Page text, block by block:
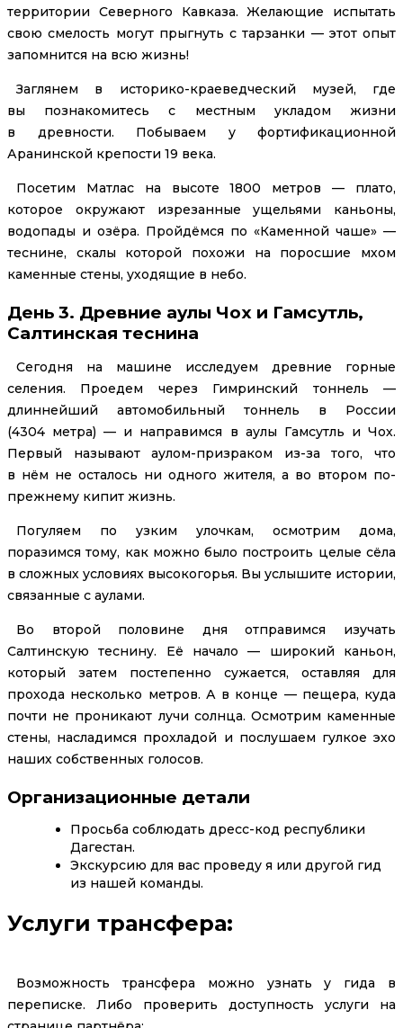
территории Северного Кавказа. Желающие испытать
свою смелость могут прыгнуть с тарзанки — этот опыт
запомнится на всю жизнь!
Заглянем в историко-краеведческий музей, где
вы познакомитесь с местным укладом жизни
в древности. Побываем у фортификационной
Аранинской крепости 19 века.
Посетим Матлас на высоте 1800 метров — плато,
которое окружают изрезанные ущельями каньоны,
водопады и озёра. Пройдёмся по «Каменной чаше» —
теснине, скалы которой похожи на поросшие мхом
каменные стены, уходящие в небо.
День 3. Древние аулы Чох и Гамсутль,
Салтинская теснина
Сегодня на машине исследуем древние горные
селения. Проедем через Гимринский тоннель —
длиннейший автомобильный тоннель в России
(4304 метра) — и направимся в аулы Гамсутль и Чох.
Первый называют аулом-призраком из-за того, что
в нём не осталось ни одного жителя, а во втором по-
прежнему кипит жизнь.
Погуляем по узким улочкам, осмотрим дома,
поразимся тому, как можно было построить целые сёла
в сложных условиях высокогорья. Вы услышите истории,
связанные с аулами.
Во второй половине дня отправимся изучать
Салтинскую теснину. Её начало — широкий каньон,
который затем постепенно сужается, оставляя для
прохода несколько метров. А в конце — пещера, куда
почти не проникают лучи солнца. Осмотрим каменные
стены, насладимся прохладой и послушаем гулкое эхо
наших собственных голосов.
Организационные детали
Просьба соблюдать дресс-код республики
Дагестан.
Экскурсию для вас проведу я или другой гид
из нашей команды.
Услуги трансфера:
Возможность трансфера можно узнать у гида в
переписке. Либо проверить доступность услуги на